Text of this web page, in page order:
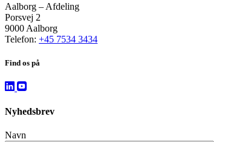
Aalborg – Afdeling
Porsvej 2
9000 Aalborg
Telefon: +45 7534 3434
Find os på
Nyhedsbrev
Navn